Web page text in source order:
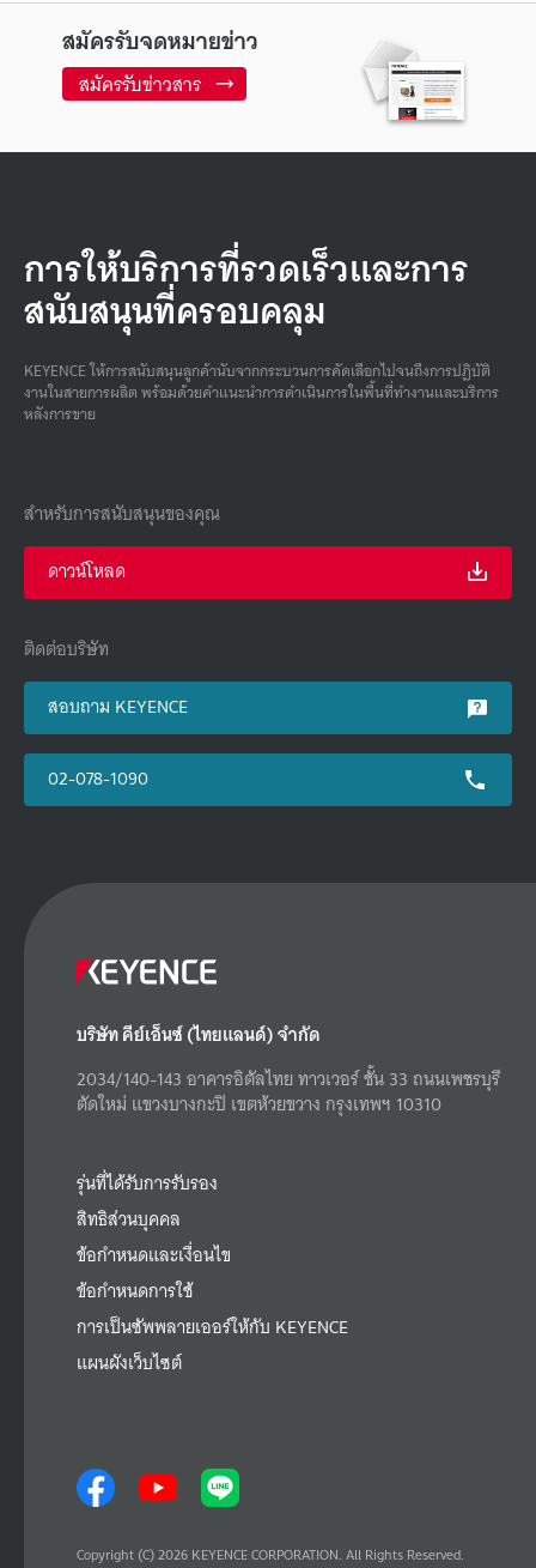
สมัครรับจดหมายข่าว
สมัครรับข่าวสาร
การให้บริการที่รวดเร็วและการ
สนับสนุนที่ครอบคลุม
KEYENCE ให้การสนับสนุนลูกค้านับจากกระบวนการคัดเลือกไปจนถึงการปฏิบัติ
งานในสายการผลิต พร้อมด้วยคําแนะนําการดําเนินการในพื้นที่ทํางานและบริการ
หลังการขาย
สำหรับการสนับสนุนของคุณ
ดาวน์โหลด
ติดต่อบริษัท
สอบถาม KEYENCE
02-078-1090
บริษัท คีย์เอ็นซ์ (ไทยแลนด์) จำกัด
2034/140-143 อาคารอิตัลไทย ทาวเวอร์ ชั้น 33 ถนนเพชรบุรี
ตัดใหม่ แขวงบางกะปิ เขตห้วยขวาง กรุงเทพฯ 10310
รุ่นที่ได้รับการรับรอง
สิทธิส่วนบุคคล
ข้อกำหนดและเงื่อนไข
ข้อกำหนดการใช้
การเป็นซัพพลายเออร์ให้กับ KEYENCE
แผนผังเว็บไซต์
Copyright (C) 2026 KEYENCE CORPORATION. All Rights Reserved.